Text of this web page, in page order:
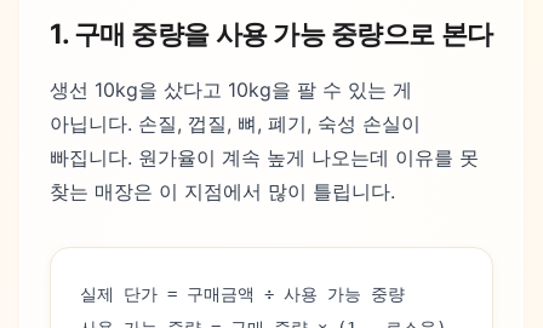
1. 구매 중량을 사용 가능 중량으로 본다
생선 10kg을 샀다고 10kg을 팔 수 있는 게
아닙니다. 손질, 껍질, 뼈, 폐기, 숙성 손실이
빠집니다. 원가율이 계속 높게 나오는데 이유를 못
찾는 매장은 이 지점에서 많이 틀립니다.
실제 단가 = 구매금액 ÷ 사용 가능 중량